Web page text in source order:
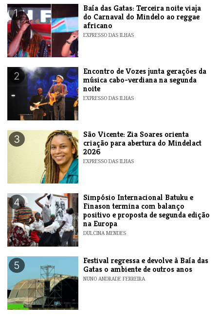
1
Baía das Gatas: Terceira noite viaja
do Carnaval do Mindelo ao reggae
africano
EXPRESSO DAS ILHAS
2
Encontro de Vozes junta gerações da
música cabo-verdiana na segunda
noite
EXPRESSO DAS ILHAS
3
São Vicente: Zia Soares orienta
criação para abertura do Mindelact
2026
EXPRESSO DAS ILHAS
4
Simpósio Internacional Batuku e
Finason termina com balanço
positivo e proposta de segunda edição
na Europa
DULCINA MENDES
5
Festival regressa e devolve à Baía das
Gatas o ambiente de outros anos
NUNO ANDRADE FERREIRA